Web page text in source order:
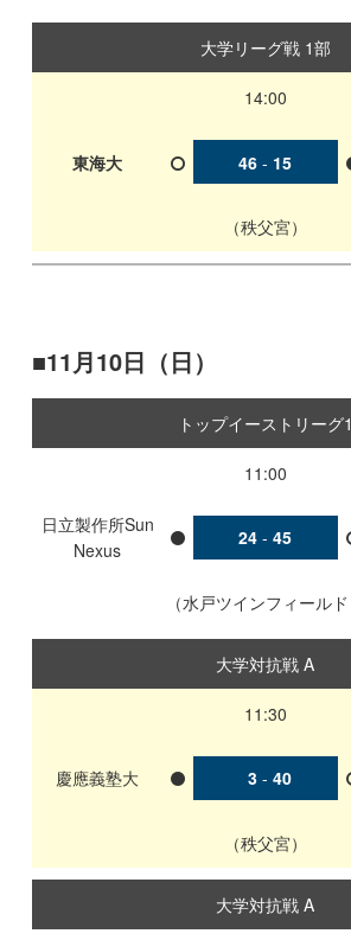
大学リーグ戦 1部
14:00
東海大 46 - 15
秩父宮
11月10日（日）
トップイーストリーグ1
11:00
日立製作所Sun
Nexus
24 - 45
水戸ツインフィールド
大学対抗戦 A
11:30
慶應義塾大 3 - 40
秩父宮
大学対抗戦 A